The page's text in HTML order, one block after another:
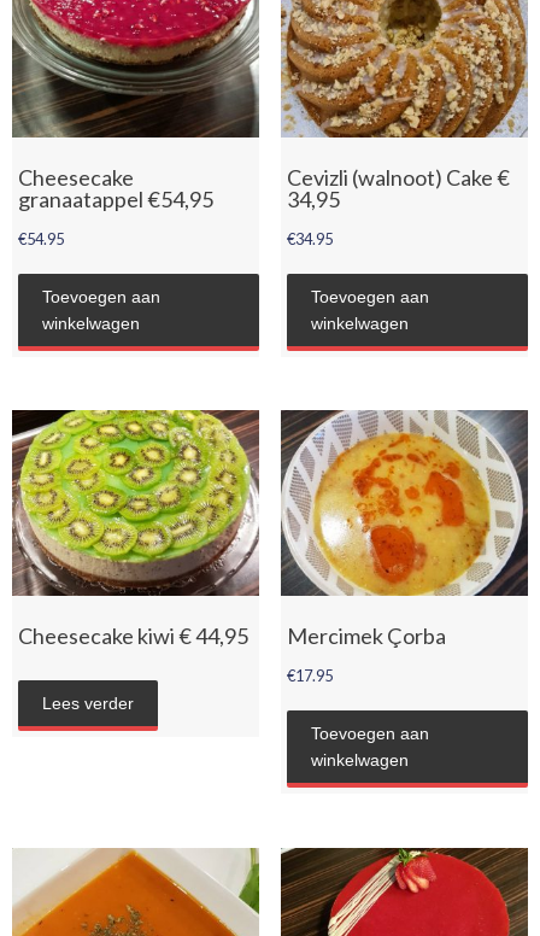
Cheesecake
granaatappel €54,95
€54.95
Toevoegen aan
winkelwagen
Cevizli (walnoot) Cake €
34,95
€34.95
Toevoegen aan
winkelwagen
Cheesecake kiwi € 44,95
Lees verder
Mercimek Çorba
€17.95
Toevoegen aan
winkelwagen